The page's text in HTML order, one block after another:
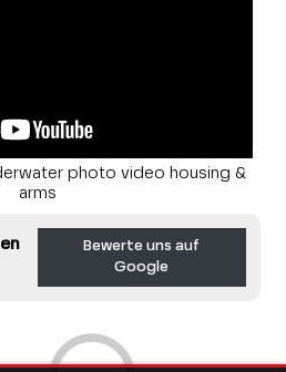
photo video housing &
arms
Bewerte uns auf
Google